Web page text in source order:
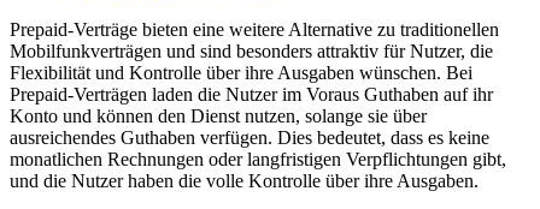
Prepaid-Verträge bieten eine weitere Alternative zu traditionellen
Mobilfunkverträgen und sind besonders attraktiv für Nutzer, die
Flexibilität und Kontrolle über ihre Ausgaben wünschen. Bei
Prepaid-Verträgen laden die Nutzer im Voraus Guthaben auf ihr
Konto und können den Dienst nutzen, solange sie über
ausreichendes Guthaben verfügen. Dies bedeutet, dass es keine
monatlichen Rechnungen oder langfristigen Verpflichtungen gibt,
und die Nutzer haben die volle Kontrolle über ihre Ausgaben.